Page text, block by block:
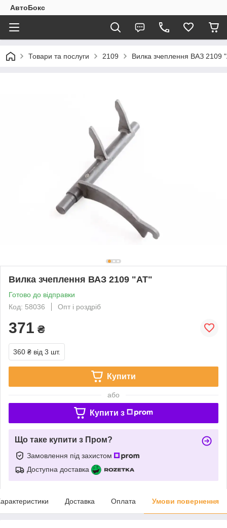
АвтоБокс
Товари та послуги 2109 Вилка зчеплення ВАЗ 2109
Вилка зчеплення ВАЗ 2109 "АТ"
Готово до відправки
Код: 58036
Опт і роздріб
371 ₴
360 ₴ від 3 шт.
Купити
або
Купити з
Що таке купити з Пром?
Замовлення під захистом
Доступна доставка
Доставка Оплата Умови повернення